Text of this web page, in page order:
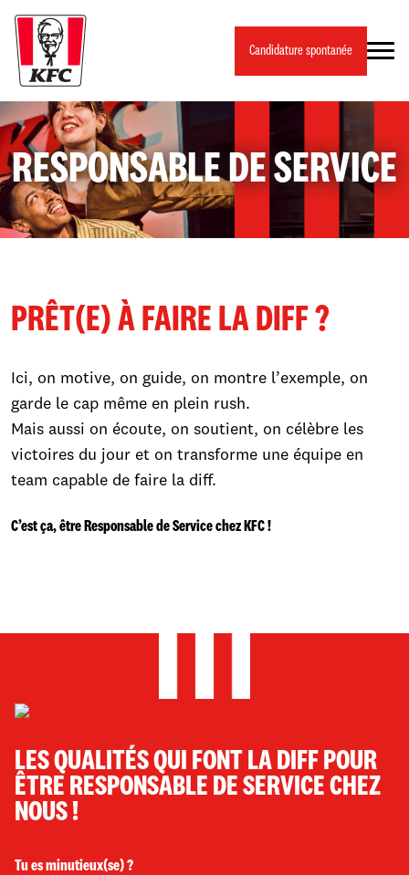
Panneau de gestion des cookies
Candidature spontanée
RESPONSABLE DE SERVICE
PRÊT(E) À FAIRE LA DIFF ?
Ici, on motive, on guide, on montre l’exemple, on
garde le cap même en plein rush.​
Mais aussi on écoute, on soutient, on célèbre les
victoires du jour et on transforme une équipe en
team capable de faire la diff.
C’est ça, être Responsable de Service chez KFC !​
LES QUALITÉS QUI FONT LA DIFF POUR
ÊTRE RESPONSABLE DE SERVICE CHEZ
NOUS !
Tu es minutieux(se) ?